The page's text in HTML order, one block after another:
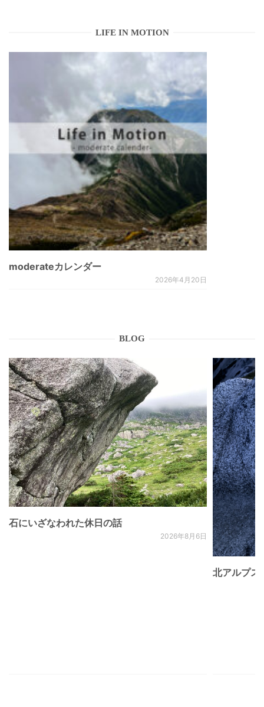
LIFE IN MOTION
moderateカレンダー
2026年4月20日
BLOG
石にいざなわれた休日の話
2026年8月6日
北アルプ